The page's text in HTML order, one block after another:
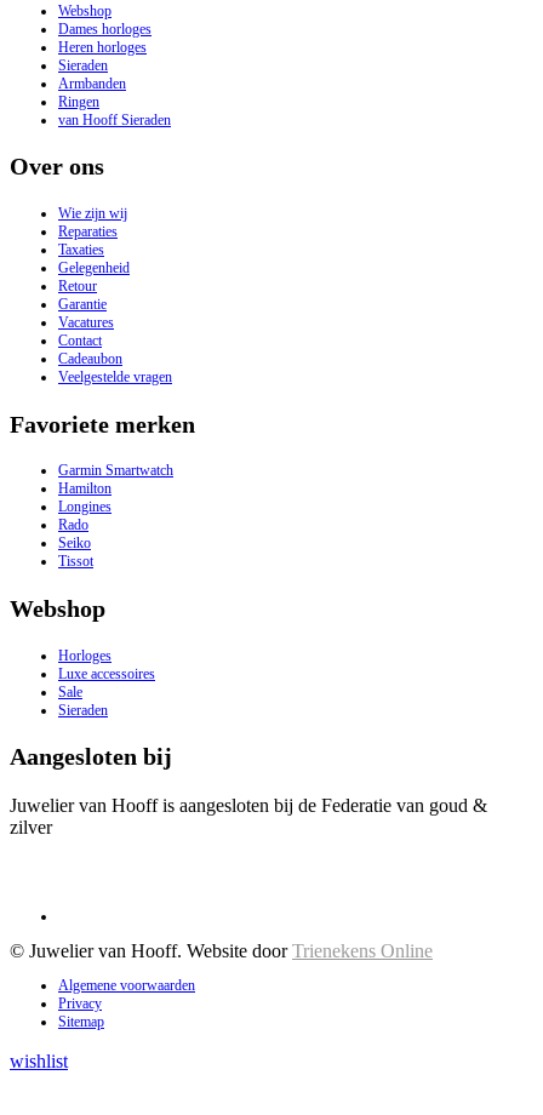
Webshop
Dames horloges
Heren horloges
Sieraden
Armbanden
Ringen
van Hooff Sieraden
Over ons
Wie zijn wij
Reparaties
Taxaties
Gelegenheid
Retour
Garantie
Vacatures
Contact
Cadeaubon
Veelgestelde vragen
Favoriete merken
Garmin Smartwatch
Hamilton
Longines
Rado
Seiko
Tissot
Webshop
Horloges
Luxe accessoires
Sale
Sieraden
Aangesloten bij
Juwelier van Hooff is aangesloten bij de Federatie van goud &
zilver
© Juwelier van Hooff. Website doorTrienekens Online
Algemene voorwaarden
Privacy
Sitemap
wishlist